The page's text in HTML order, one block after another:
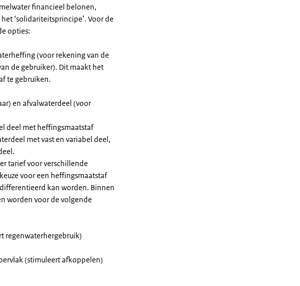
financieel belonen,
‘solidariteitsprincipe’. Voor de
opties:
(voor rekening van de
de gebruiker). Dit maakt het
te gebruiken.
en afvalwaterdeel (voor
deel met heffingsmaatstaf
met vast en variabel deel,
tarief voor verschillende
voor een heffingsmaatstaf
kan worden. Binnen
worden voor de volgende
regenwaterhergebruik)
(stimuleert afkoppelen)